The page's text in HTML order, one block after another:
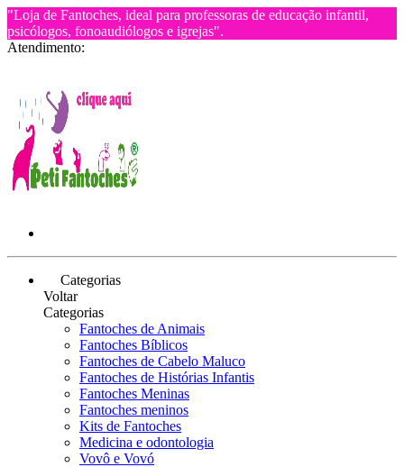
"Loja de Fantoches, ideal para professoras de educação infantil,
psicólogos, fonoaudiólogos e igrejas".
Atendimento:
Categorias
Voltar
Categorias
Fantoches de Animais
Fantoches Bíblicos
Fantoches de Cabelo Maluco
Fantoches de Histórias Infantis
Fantoches Meninas
Fantoches meninos
Kits de Fantoches
Medicina e odontologia
Vovô e Vovó